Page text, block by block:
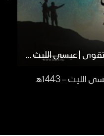
مونتاج زامل محطة كل تقوى | عيسى الليث – سالم المسعودي – 1443هـ
– 1443هـ